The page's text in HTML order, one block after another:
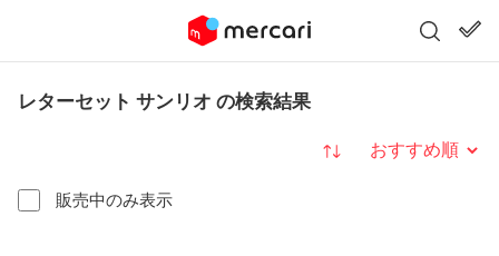
レターセット サンリオ の検索結果
販売中のみ表示
並び替え